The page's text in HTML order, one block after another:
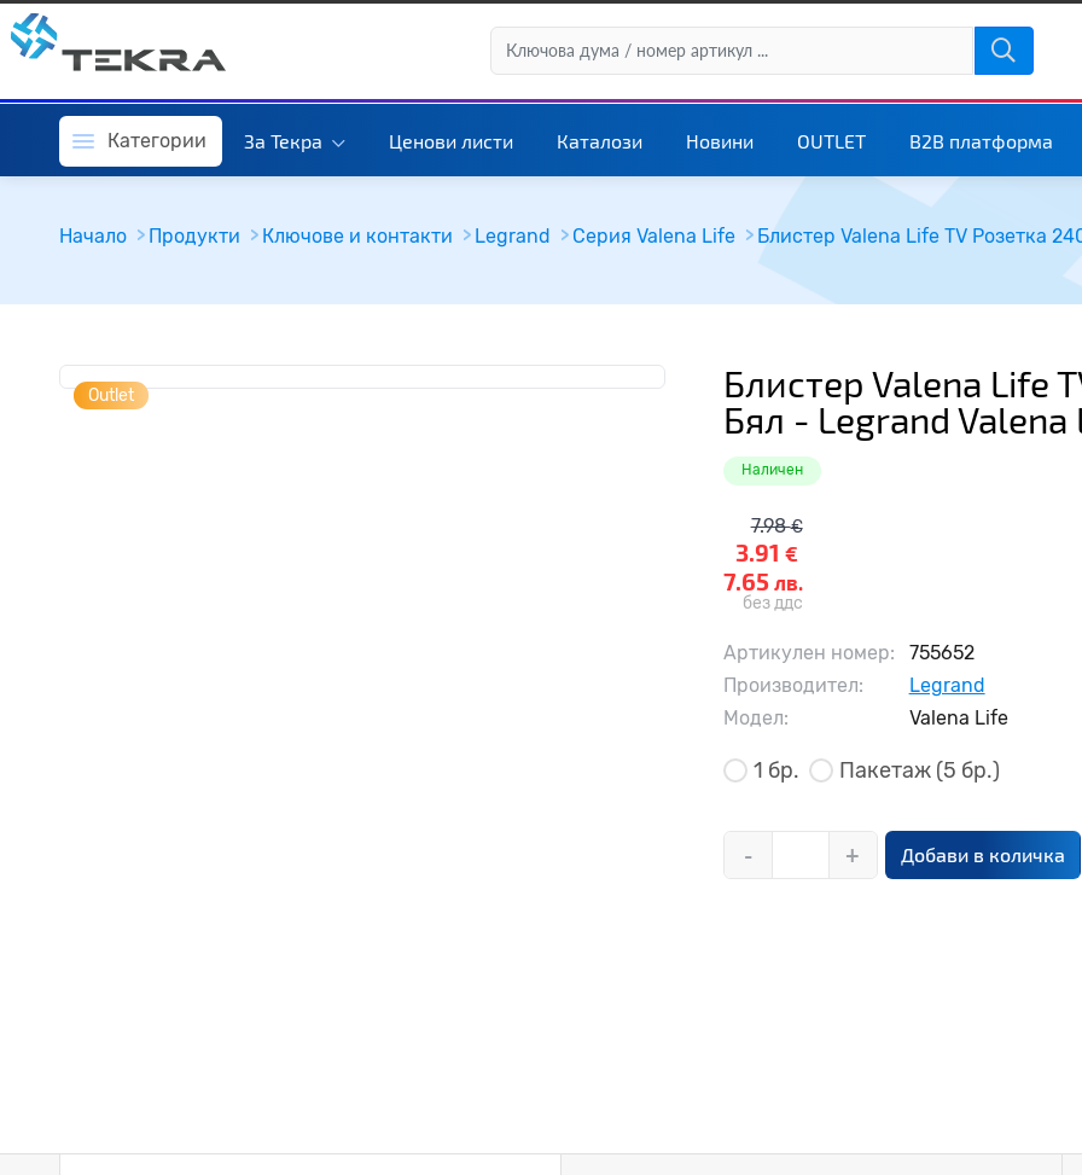
Категории За Текра Ценови листи Каталози Новини OUTLET B2B платформа
Начало Продукти Ключове и контакти Legrand Серия Valena Life Блистер Valena Life TV Розетка
Блистер Valena Life
Бял - Legrand Valena
Outlet
Наличен
7.98€
3.91 €
7.65 лв.
без ддс
Артикулен номер:
755652
Производител:
Legrand
Модел:
Valena Life
1 бр. Пакетаж (5 бр.)
- + Добави в количка